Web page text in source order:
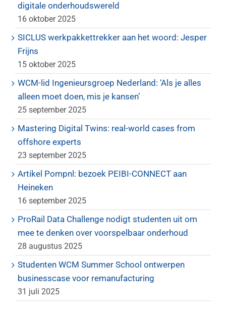
digitale onderhoudswereld
16 oktober 2025
SICLUS werkpakkettrekker aan het woord: Jesper
Frijns
15 oktober 2025
WCM-lid Ingenieursgroep Nederland: ‘Als je alles
alleen moet doen, mis je kansen’
25 september 2025
Mastering Digital Twins: real-world cases from
offshore experts
23 september 2025
Artikel Pompnl: bezoek PEIBI-CONNECT aan
Heineken
16 september 2025
ProRail Data Challenge nodigt studenten uit om
mee te denken over voorspelbaar onderhoud
28 augustus 2025
Studenten WCM Summer School ontwerpen
businesscase voor remanufacturing
31 juli 2025